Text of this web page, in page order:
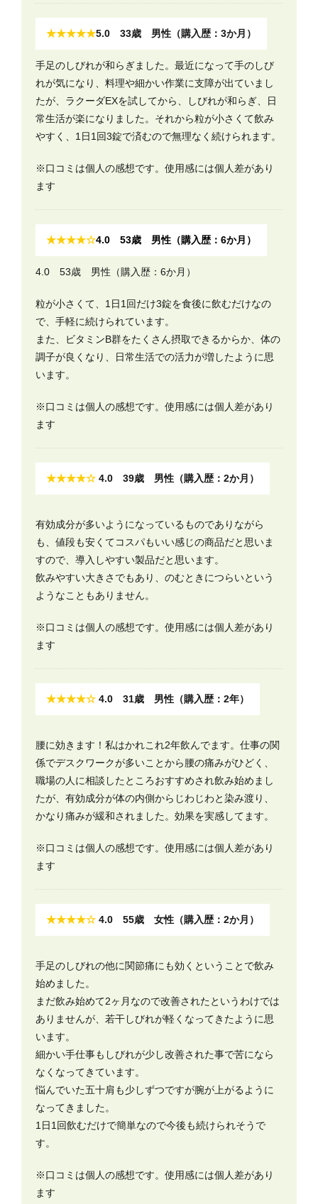
★★★★★5.0 33歳 男性（購入歴：3か月）
手足のしびれが和らぎました。最近になって手のしび
れが気になり、料理や細かい作業に支障が出ていまし
たが、ラクーダEXを試してから、しびれが和らぎ、日
常生活が楽になりました。それから粒が小さくて飲み
やすく、1日1回3錠で済むので無理なく続けられます。
※口コミは個人の感想です。使用感には個人差があり
ます
★★★★☆4.0 53歳 男性（購入歴：6か月）
4.0 53歳 男性（購入歴：6か月）
粒が小さくて、1日1回だけ3錠を食後に飲むだけなの
で、手軽に続けられています。
また、ビタミンB群をたくさん摂取できるからか、体の
調子が良くなり、日常生活での活力が増したように思
います。
※口コミは個人の感想です。使用感には個人差があり
ます
★★★★☆ 4.0 39歳 男性（購入歴：2か月）
有効成分が多いようになっているものでありながら
も、値段も安くてコスパもいい感じの商品だと思いま
すので、導入しやすい製品だと思います。
飲みやすい大きさでもあり、のむときにつらいという
ようなこともありません。
※口コミは個人の感想です。使用感には個人差があり
ます
★★★★☆ 4.0 31歳 男性（購入歴：2年）
腰に効きます！私はかれこれ2年飲んでます。仕事の関
係でデスクワークが多いことから腰の痛みがひどく、
職場の人に相談したところおすすめされ飲み始めまし
たが、有効成分が体の内側からじわじわと染み渡り、
かなり痛みが緩和されました。効果を実感してます。
※口コミは個人の感想です。使用感には個人差があり
ます
★★★★☆ 4.0 55歳 女性（購入歴：2か月）
手足のしびれの他に関節痛にも効くということで飲み
始めました。
まだ飲み始めて2ヶ月なので改善されたというわけでは
ありませんが、若干しびれが軽くなってきたように思
います。
細かい手仕事もしびれが少し改善された事で苦になら
なくなってきています。
悩んでいた五十肩も少しずつですが腕が上がるように
なってきました。
1日1回飲むだけで簡単なので今後も続けられそうで
す。
※口コミは個人の感想です。使用感には個人差があり
ます